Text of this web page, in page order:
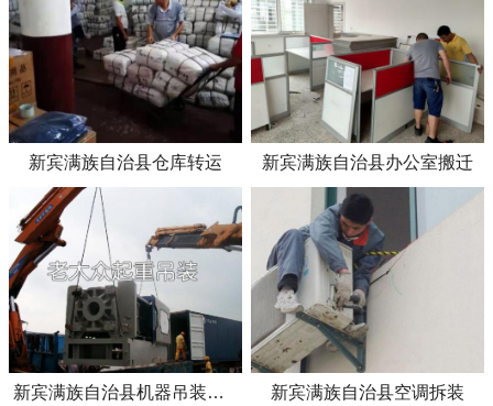
新宾满族自治县仓库转运 新宾满族自治县办公室搬迁
新宾满族自治县机器吊装上楼 新宾满族自治县空调拆装